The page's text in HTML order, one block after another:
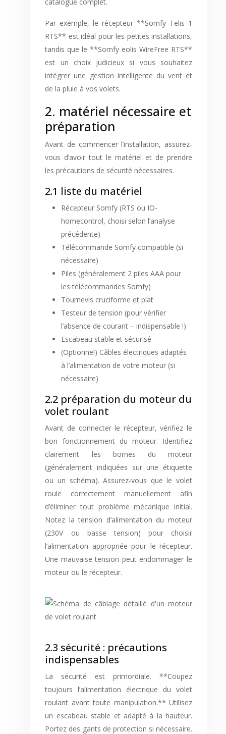
Par exemple, le récepteur **Somfy Telis 1
RTS** est idéal pour les petites installations,
tandis que le **Somfy eolis WireFree RTS**
est un choix judicieux si vous souhaitez
intégrer une gestion intelligente du vent et
de la pluie à vos volets.
2. matériel nécessaire et
préparation
Avant de commencer l’installation, assurez-
vous d’avoir tout le matériel et de prendre
les précautions de sécurité nécessaires.
2.1 liste du matériel
Récepteur Somfy (RTS ou IO-
homecontrol, choisi selon l’analyse
précédente)
Télécommande Somfy compatible (si
nécessaire)
Piles (généralement 2 piles AAA pour
les télécommandes Somfy)
Tournevis cruciforme et plat
Testeur de tension (pour vérifier
l’absence de courant – indispensable !)
Escabeau stable et sécurisé
(Optionnel) Câbles électriques adaptés
à l’alimentation de votre moteur (si
nécessaire)
2.2 préparation du moteur du
volet roulant
Avant de connecter le récepteur, vérifiez le
bon fonctionnement du moteur. Identifiez
clairement les bornes du moteur
(généralement indiquées sur une étiquette
ou un schéma). Assurez-vous que le volet
roule correctement manuellement afin
d’éliminer tout problème mécanique initial.
Notez la tension d’alimentation du moteur
(230V ou basse tension) pour choisir
l’alimentation appropriée pour le récepteur.
Une mauvaise tension peut endommager le
moteur ou le récepteur.
2.3 sécurité : précautions
indispensables
La sécurité est primordiale. **Coupez
toujours l’alimentation électrique du volet
roulant avant toute manipulation.** Utilisez
un escabeau stable et adapté à la hauteur.
Portez des gants de protection si nécessaire.